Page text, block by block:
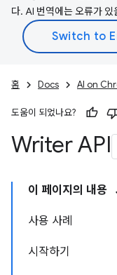
다. AI 번역에는 오류가 있
홈 Docs AI on
도움이 되었나요?
Writer API
이 페이지의 내용
사용 사례
시작하기